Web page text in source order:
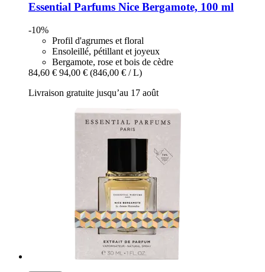
Essential Parfums Nice Bergamote, 100 ml
-10%
Profil d'agrumes et floral
Ensoleillé, pétillant et joyeux
Bergamote, rose et bois de cèdre
84,60 € 94,00 € (846,00 € / L)
Livraison gratuite jusqu’au 17 août